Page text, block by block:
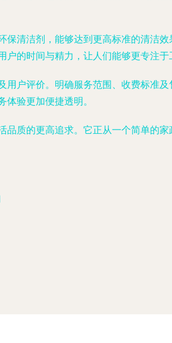
清洁剂，能够达到更高标准的清洁
的时间与精力，让人们能够更专注于
户评价。明确服务范围、收费标准
验更加便捷透明。
质的更高追求。它正从一个简单的